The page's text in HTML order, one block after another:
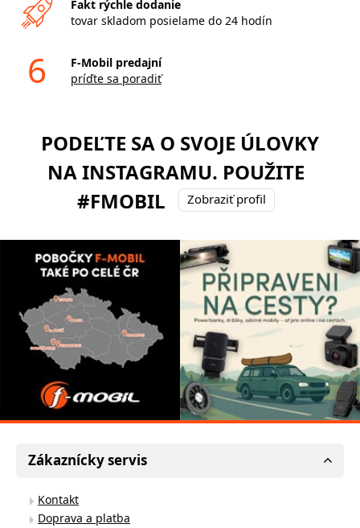
Fakt rýchle dodanie
tovar skladom posielame do 24 hodín
6
F-Mobil predajní
príďte sa poradiť
PODEĽTE SA O SVOJE ÚLOVKY
NA INSTAGRAMU. POUŽITE
#FMOBIL
Zobraziť profil
Zákaznícky servis
Kontakt
Doprava a platba